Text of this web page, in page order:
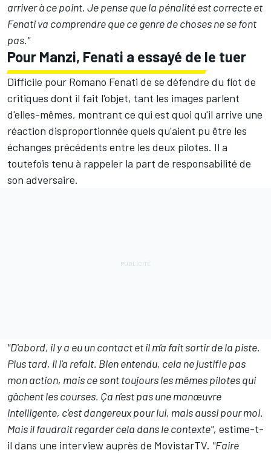
arriver à ce point. Je pense que la pénalité est correcte et
Fenati va comprendre que ce genre de choses ne se font
pas."
Pour Manzi, Fenati a essayé de le tuer
Difficile pour Romano Fenati de se défendre du flot de
critiques dont il fait l'objet, tant les images parlent
d'elles-mêmes, montrant ce qui est quoi qu'il arrive une
réaction disproportionnée quels qu'aient pu être les
échanges précédents entre les deux pilotes. Il a
toutefois tenu à rappeler la part de responsabilité de
son adversaire.
"D'abord, il y a eu un contact et il m'a fait sortir de la piste.
Plus tard, il l'a refait. Bien entendu, cela ne justifie pas
mon action, mais ce sont toujours les mêmes pilotes qui
gâchent les courses. Ça n'est pas une manœuvre
intelligente, c'est dangereux pour lui, mais aussi pour moi.
Mais il faudrait regarder cela dans le contexte", estime-t-
il dans une interview auprès de MovistarTV. "Faire